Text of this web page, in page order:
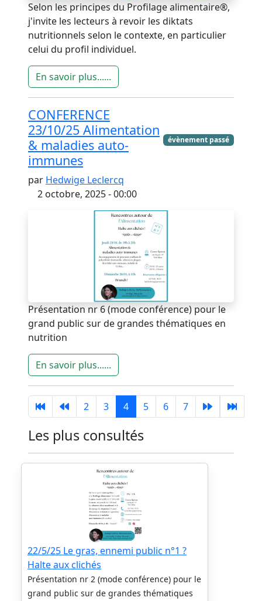
Selon les principes du Profilage alimentaire®,
j'invite les lecteurs à revoir les diktats
nutritionnels selon le contexte, en particulier
celui du profil individuel.
En savoir plus......
CONFERENCE
23/10/25 Alimentation
& maladies auto-
immunes
évènement passé
par Hedwige Leclercq
2 octobre, 2025 - 00:00
Présentation nr 6 (mode conférence) pour le
grand public sur de grandes thématiques en
nutrition
En savoir plus......
2 3 4 5 6 7
Les plus consultés
22/5/25 Le gras, ennemi public n°1 ?
Halte aux clichés
Présentation nr 2 (mode conférence) pour le
grand public sur de grandes thématiques